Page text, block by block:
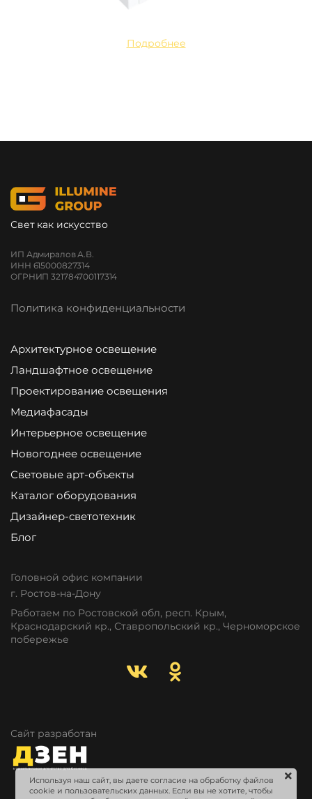
Подробнее
Свет как искусство
ИП Адмиралов А.В.
ИНН 615000827314
ОГРНИП 321784700117314
Политика конфиденциальности
Архитектурное освещение
Ландшафтное освещение
Проектирование освещения
Медиафасады
Интерьерное освещение
Новогоднее освещение
Световые арт-объекты
Каталог оборудования
Дизайнер-светотехник
Блог
Головной офис компании
г. Ростов-на-Дону
Работаем по Ростовской обл, респ. Крым,
Краснодарский кр., Ставропольский кр., Черноморское
побережье
Сайт разработан
Используя наш сайт, вы даете согласие на обработку файлов
cookie и пользовательских данных. Если вы не хотите, чтобы